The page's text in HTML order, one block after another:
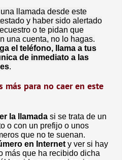
llamada desde este
y haber sido alertado
o te pidan que
una cuenta, no lo hagas.
el teléfono, llama a tus
de inmediato a las
.
más para no caer en este
la llamada si se trata de un
o con un prefijo o unos
que no te suenan.
en Internet y ver si hay
más que ha recibido dicha